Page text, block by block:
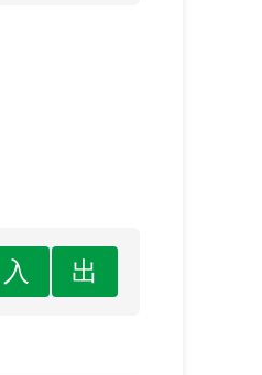
入 出